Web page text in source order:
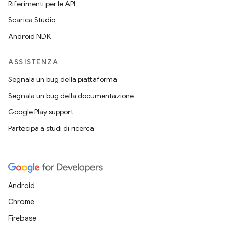
Riferimenti per le API
Scarica Studio
Android NDK
ASSISTENZA
Segnala un bug della piattaforma
Segnala un bug della documentazione
Google Play support
Partecipa a studi di ricerca
Android
Chrome
Firebase